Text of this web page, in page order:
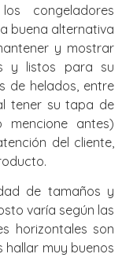
congeladores
buena alternativa
y mostrar
y listos para su
de helados, entre
tener su tapa de
antes)
del cliente,
de tamaños y
varía según las
horizontales son
hallar muy buenos